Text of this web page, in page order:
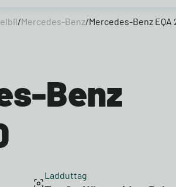
/Mercedes-Benz/Mercedes-Benz EQA
Benz
Ladduttag